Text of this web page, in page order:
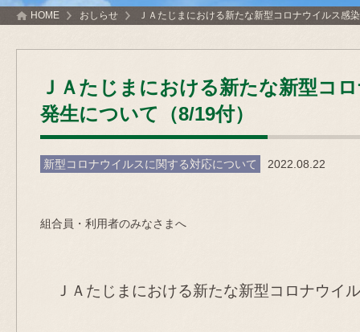
HOME おしらせ ＪＡたじまにおける新たな新型コロナウイルス感
ＪＡたじまにおける新たな新型コ
発生について（8/19付）
新型コロナウイルスに関する対応について 2022.08.22
組合員・利用者のみなさまへ
ＪＡたじまにおける新たな新型コロナウイ